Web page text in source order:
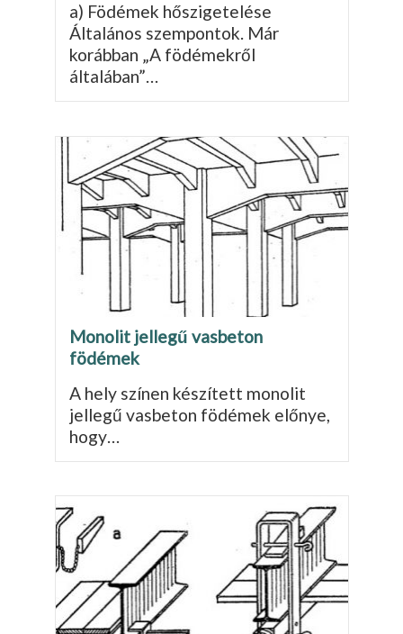
a) Födémek hőszigetelése
Általános szempontok. Már
korábban „A fö­démekről
általában”…
Monolit jellegű vasbeton
födémek
A hely színen készített monolit
jellegű vasbeton födémek előnye,
hogy…